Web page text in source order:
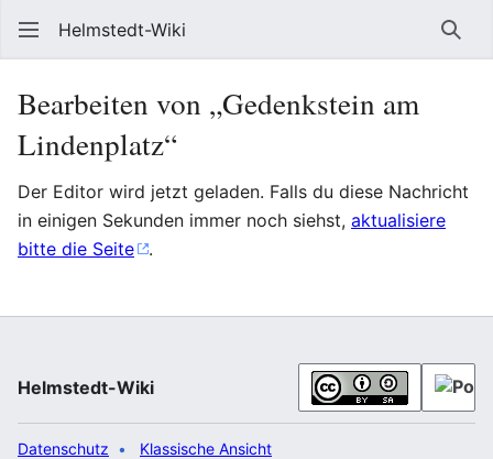
Helmstedt-Wiki
Bearbeiten von „Gedenkstein am
Lindenplatz“
Der Editor wird jetzt geladen. Falls du diese Nachricht
in einigen Sekunden immer noch siehst, aktualisiere
bitte die Seite
.
Helmstedt-Wiki
Datenschutz Klassische Ansicht